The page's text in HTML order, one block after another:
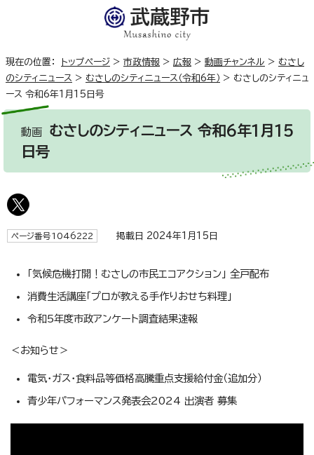
現在の位置： トップページ > 市政情報 > 広報 > 動画チャンネル > むさし
のシティニュース > むさしのシティニュース（令和6年） > むさしのシティニュ
ース 令和6年1月15日号
動画 むさしのシティニュース 令和6年1月15
日号
ページ番号1046222 掲載日 2024年1月15日
「気候危機打開！むさしの市民エコアクション」 全戸配布
消費生活講座「プロが教える手作りおせち料理」
令和5年度市政アンケート調査結果速報
＜お知らせ＞
電気・ガス・食料品等価格高騰重点支援給付金（追加分）
青少年パフォーマンス発表会2024 出演者 募集